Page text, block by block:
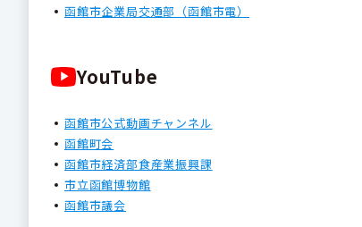
函館市企業局交通部（函館市電）
YouTube
函館市公式動画チャンネル
函館町会
函館市経済部食産業振興課
市立函館博物館
函館市議会